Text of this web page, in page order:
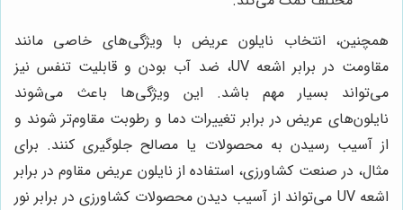
همچنین، انتخاب نایلون عریض با ویژگی‌های خاصی مانند
مقاومت در برابر اشعه UV، ضد آب بودن و قابلیت تنفس نیز
می‌تواند بسیار مهم باشد. این ویژگی‌ها باعث می‌شوند
نایلون‌های عریض در برابر تغییرات دما و رطوبت مقاوم‌تر شوند و
از آسیب رسیدن به محصولات یا مصالح جلوگیری کنند. برای
مثال، در صنعت کشاورزی، استفاده از نایلون عریض مقاوم در برابر
اشعه UV می‌تواند از آسیب دیدن محصولات کشاورزی در برابر نور